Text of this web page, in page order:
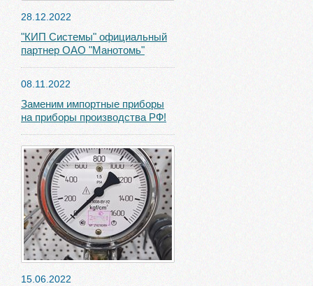
28.12.2022
"КИП Системы" официальный
партнер ОАО "Манотомь"
08.11.2022
Заменим импортные приборы
на приборы производства РФ!
15.06.2022